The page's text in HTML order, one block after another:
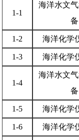
1-1
海洋水文
备
1-2 海洋化学
1-3 海洋化学
1-4
海洋水文
备
1-5 海洋化学
1-6 海洋化学